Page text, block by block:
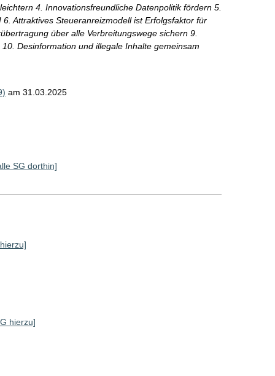
4. Innovationsfreundliche Datenpolitik fördern 5.
Attraktives Steueranreizmodell ist Erfolgsfaktor für
über alle Verbreitungswege sichern 9.
Desinformation und illegale Inhalte gemeinsam
am 31.03.2025
SG dorthin]
hierzu]